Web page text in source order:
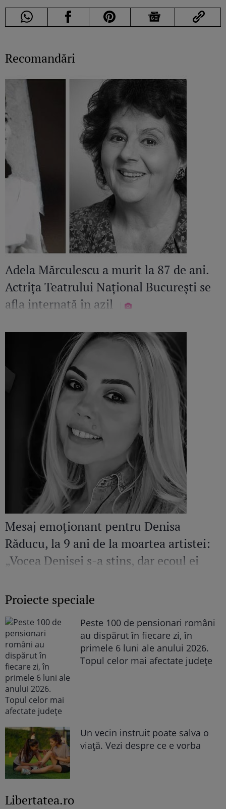
Recomandări
Adela Mărculescu a murit la 87 de ani.
Actrița Teatrului Național București se
afla internată în azil
Mesaj emoționant pentru Denisa
Răducu, la 9 ani de la moartea artistei:
„Vocea Denisei s-a stins, dar ecoul ei
Proiecte speciale
Peste 100 de pensionari români
au dispărut în fiecare zi, în
primele 6 luni ale anului 2026.
Topul celor mai afectate județe
Un vecin instruit poate salva o
viață. Vezi despre ce e vorba
Libertatea.ro